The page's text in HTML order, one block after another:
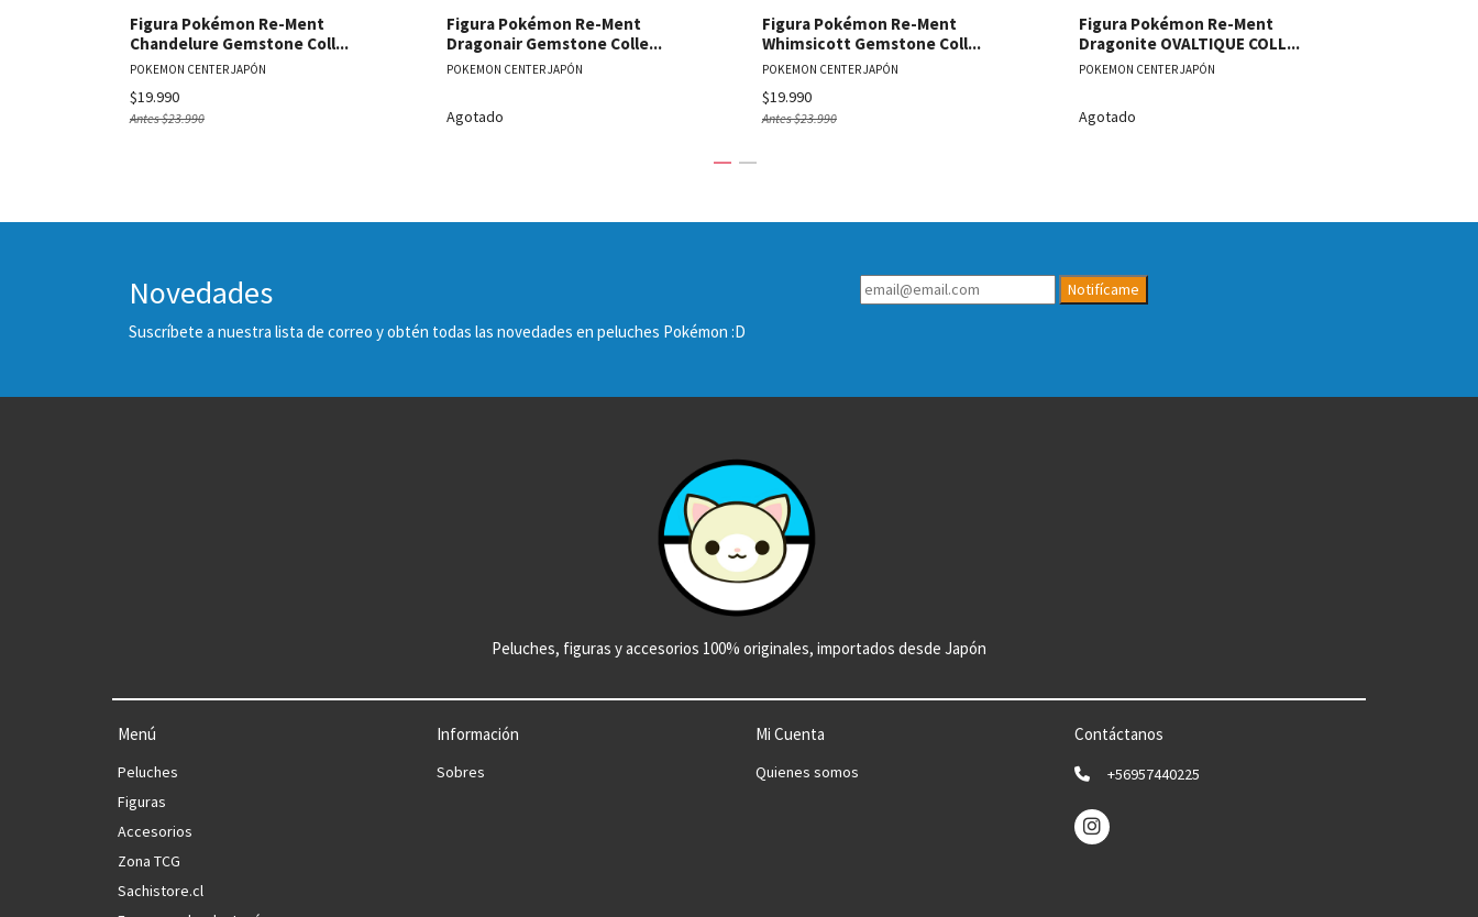
Figura Pokémon Re-Ment
Chandelure Gemstone Coll...
POKEMON CENTER JAPÓN
$19.990
Antes$23.990
Figura Pokémon Re-Ment
Dragonair Gemstone Colle...
POKEMON CENTER JAPÓN
Agotado
Figura Pokémon Re-Ment
Whimsicott Gemstone Coll...
POKEMON CENTER JAPÓN
$19.990
Antes$23.990
Figura Pokémon Re-Ment
Dragonite OVALTIQUE COLL...
POKEMON CENTER JAPÓN
Agotado
Novedades
Suscríbete a nuestra lista de correo y obtén todas las novedades en peluches Pokémon :D
Notifícame
Peluches, figuras y accesorios 100% originales, importados desde Japón
Menú
Peluches
Figuras
Accesorios
Zona TCG
Sachistore.cl
Información
Sobres
Mi Cuenta
Quienes somos
Contáctanos
+56957440225